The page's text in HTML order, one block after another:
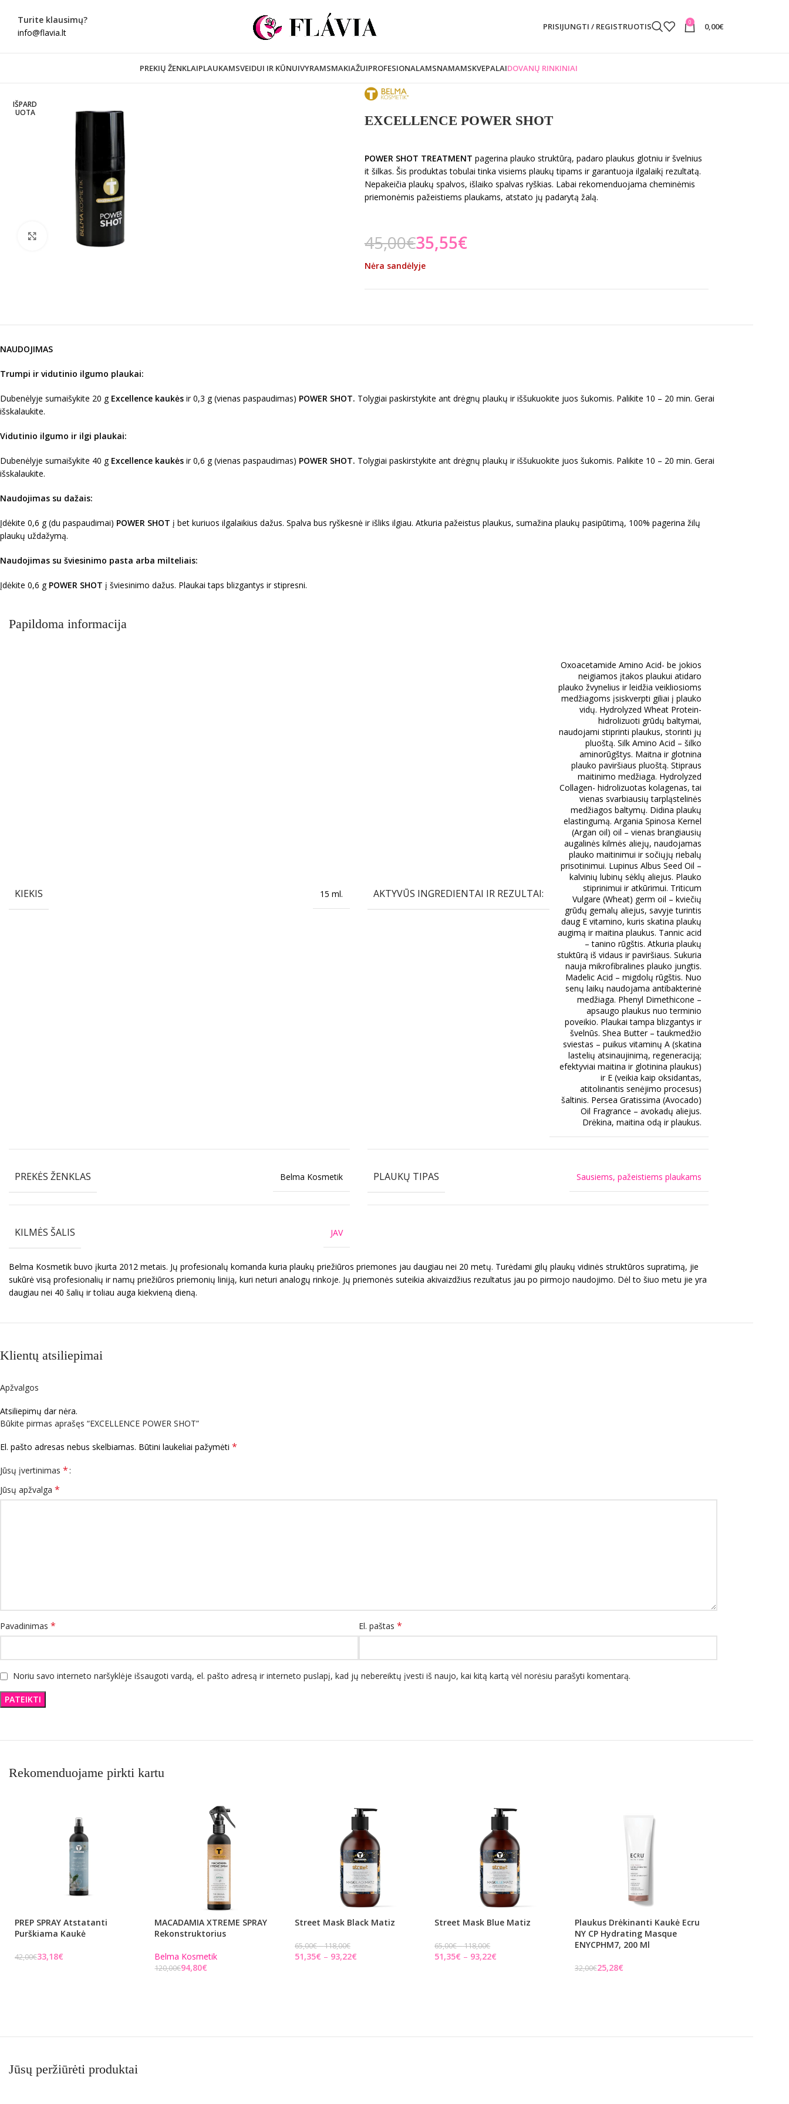
Turite klausimų?
info@flavia.lt
PRISIJUNGTI / REGISTRUOTIS 0 0,00€
PREKIŲ ŽENKLAIPLAUKAMSVEIDUI IR KŪNUIVYRAMSMAKIAŽUIPROFESIONALAMSNAMAMSKVEPALAIDOVANŲ RINKINIAI
IŠPARD
UOTA
Spustelėkite norėdami padidinti
EXCELLENCE POWER SHOT
POWER SHOT TREATMENT pagerina plauko struktūrą, padaro plaukus glotniu ir švelnius
it šilkas. Šis produktas tobulai tinka visiems plaukų tipams ir garantuoja ilgalaikį rezultatą.
Nepakeičia plaukų spalvos, išlaiko spalvas ryškias. Labai rekomenduojama cheminėmis
priemonėmis pažeistiems plaukams, atstato jų padarytą žalą.
45,00€35,55€
Nėra sandėlyje
NAUDOJIMAS
Trumpi ir vidutinio ilgumo plaukai:
Dubenėlyje sumaišykite 20 g Excellence kaukės ir 0,3 g (vienas paspaudimas) POWER SHOT. Tolygiai paskirstykite ant drėgnų plaukų ir iššukuokite juos šukomis. Palikite 10 – 20 min. Gerai
išskalaukite.
Vidutinio ilgumo ir ilgi plaukai:
Dubenėlyje sumaišykite 40 g Excellence kaukės ir 0,6 g (vienas paspaudimas) POWER SHOT. Tolygiai paskirstykite ant drėgnų plaukų ir iššukuokite juos šukomis. Palikite 10 – 20 min. Gerai
išskalaukite.
Naudojimas su dažais:
Įdėkite 0,6 g (du paspaudimai) POWER SHOT į bet kuriuos ilgalaikius dažus. Spalva bus ryškesnė ir išliks ilgiau. Atkuria pažeistus plaukus, sumažina plaukų pasipūtimą, 100% pagerina žilų
plaukų uždažymą.
Naudojimas su šviesinimo pasta arba milteliais:
Įdėkite 0,6 g POWER SHOT į šviesinimo dažus. Plaukai taps blizgantys ir stipresni.
Papildoma informacija
KIEKIS 15 ml. AKTYVŪS INGREDIENTAI IR REZULTAI:
Oxoacetamide Amino Acid- be jokios
neigiamos įtakos plaukui atidaro
plauko žvynelius ir leidžia veikliosioms
medžiagoms įsiskverpti giliai į plauko
vidų. Hydrolyzed Wheat Protein-
hidrolizuoti grūdų baltymai,
naudojami stiprinti plaukus, storinti jų
pluoštą. Silk Amino Acid – šilko
aminorūgštys. Maitna ir glotnina
plauko paviršiaus pluoštą. Stipraus
maitinimo medžiaga. Hydrolyzed
Collagen- hidrolizuotas kolagenas, tai
vienas svarbiausių tarpląstelinės
medžiagos baltymų. Didina plaukų
elastingumą. Argania Spinosa Kernel
(Argan oil) oil – vienas brangiausių
augalinės kilmės aliejų, naudojamas
plauko maitinimui ir sočiųjų riebalų
prisotinimui. Lupinus Albus Seed Oil –
kalvinių lubinų sėklų aliejus. Plauko
stiprinimui ir atkūrimui. Triticum
Vulgare (Wheat) germ oil – kviečių
grūdų gemalų aliejus, savyje turintis
daug E vitamino, kuris skatina plaukų
augimą ir maitina plaukus. Tannic acid
– tanino rūgštis. Atkuria plaukų
stuktūrą iš vidaus ir paviršiaus. Sukuria
nauja mikrofibralines plauko jungtis.
Madelic Acid – migdolų rūgštis. Nuo
senų laikų naudojama antibakterinė
medžiaga. Phenyl Dimethicone –
apsaugo plaukus nuo terminio
poveikio. Plaukai tampa blizgantys ir
švelnūs. Shea Butter – taukmedžio
sviestas – puikus vitaminų A (skatina
lastelių atsinaujinimą, regeneraciją;
efektyviai maitina ir glotinina plaukus)
ir E (veikia kaip oksidantas,
atitolinantis senėjimo procesus)
šaltinis. Persea Gratissima (Avocado)
Oil Fragrance – avokadų aliejus.
Drėkina, maitina odą ir plaukus.
PREKĖS ŽENKLAS Belma Kosmetik PLAUKŲ TIPAS Sausiems, pažeistiems plaukams
KILMĖS ŠALIS JAV
Belma Kosmetik buvo įkurta 2012 metais. Jų profesionalų komanda kuria plaukų priežiūros priemones jau daugiau nei 20 metų. Turėdami gilų plaukų vidinės struktūros supratimą, jie
sukūrė visą profesionalių ir namų priežiūros priemonių liniją, kuri neturi analogų rinkoje. Jų priemonės suteikia akivaizdžius rezultatus jau po pirmojo naudojimo. Dėl to šiuo metu jie yra
daugiau nei 40 šalių ir toliau auga kiekvieną dieną.
Klientų atsiliepimai
Apžvalgos
Atsiliepimų dar nėra.
Būkite pirmas aprašęs “EXCELLENCE POWER SHOT”
El. pašto adresas nebus skelbiamas. Būtini laukeliai pažymėti *
Jūsų įvertinimas *
Jūsų apžvalga *
Pavadinimas * El. paštas *
Noriu savo interneto naršyklėje išsaugoti vardą, el. pašto adresą ir interneto puslapį, kad jų nebereiktų įvesti iš naujo, kai kitą kartą vėl norėsiu parašyti komentarą.
Rekomenduojame pirkti kartu
PREP SPRAY Atstatanti
Purškiama Kaukė
42,00€33,18€
MACADAMIA XTREME SPRAY
Rekonstruktorius
Belma Kosmetik
120,00€94,80€
Street Mask Black Matiz
65,00€ 118,00€
51,35€ 93,22€
Street Mask Blue Matiz
65,00€ 118,00€
51,35€ 93,22€
Plaukus Drėkinanti Kaukė Ecru
NY CP Hydrating Masque
ENYCPHM7, 200 Ml
32,00€25,28€
Jūsų peržiūrėti produktai